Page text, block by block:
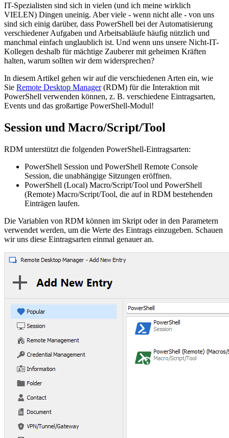
IT-Spezialisten sind sich in vielen (und ich meine wirklich
VIELEN) Dingen uneinig. Aber viele - wenn nicht alle - von uns
sind sich einig darüber, dass PowerShell bei der Automatisierung
verschiedener Aufgaben und Arbeitsabläufe häufig nützlich und
manchmal einfach unglaublich ist. Und wenn uns unsere Nicht-IT-
Kollegen deshalb für mächtige Zauberer mit geheimen Kräften
halten, warum sollten wir dem widersprechen?
In diesem Artikel gehen wir auf die verschiedenen Arten ein, wie
Sie Remote Desktop Manager(RDM) für die Interaktion mit
PowerShell verwenden können, z. B. verschiedene Eintragsarten,
Events und das großartige PowerShell-Modul!
Session und Macro/Script/Tool
RDM unterstützt die folgenden PowerShell-Eintragsarten:
PowerShell Session und PowerShell Remote Console
Session, die unabhängige Sitzungen eröffnen.
PowerShell (Local) Macro/Script/Tool und PowerShell
(Remote) Macro/Script/Tool, die auf in RDM bestehenden
Einträgen laufen.
Die Variablen von RDM können im Skript oder in den Parametern
verwendet werden, um die Werte des Eintrags einzugeben. Schauen
wir uns diese Eintragsarten einmal genauer an.